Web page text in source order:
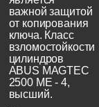
важной защитой
от копирования
ключа. Класс
взломостойкости
цилиндров
ABUS MAGTEC
2500 ME - 4,
высший.